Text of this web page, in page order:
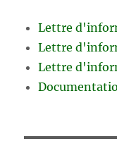
Lettre
Lettre
Lettre